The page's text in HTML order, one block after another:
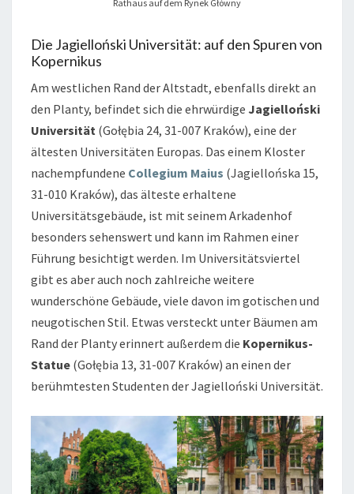
Rathaus auf dem Rynek Główny
Die Jagielloński Universität: auf den Spuren von
Kopernikus
Am westlichen Rand der Altstadt, ebenfalls direkt an
den Planty, befindet sich die ehrwürdige Jagielloński
Universität (Gołębia 24, 31-007 Kraków), eine der
ältesten Universitäten Europas. Das einem Kloster
nachempfundene Collegium Maius (Jagiellońska 15,
31-010 Kraków), das älteste erhaltene
Universitätsgebäude, ist mit seinem Arkadenhof
besonders sehenswert und kann im Rahmen einer
Führung besichtigt werden. Im Universitätsviertel
gibt es aber auch noch zahlreiche weitere
wunderschöne Gebäude, viele davon im gotischen und
neugotischen Stil. Etwas versteckt unter Bäumen am
Rand der Planty erinnert außerdem die Kopernikus-
Statue (Gołębia 13, 31-007 Kraków) an einen der
berühmtesten Studenten der Jagielloński Universität.